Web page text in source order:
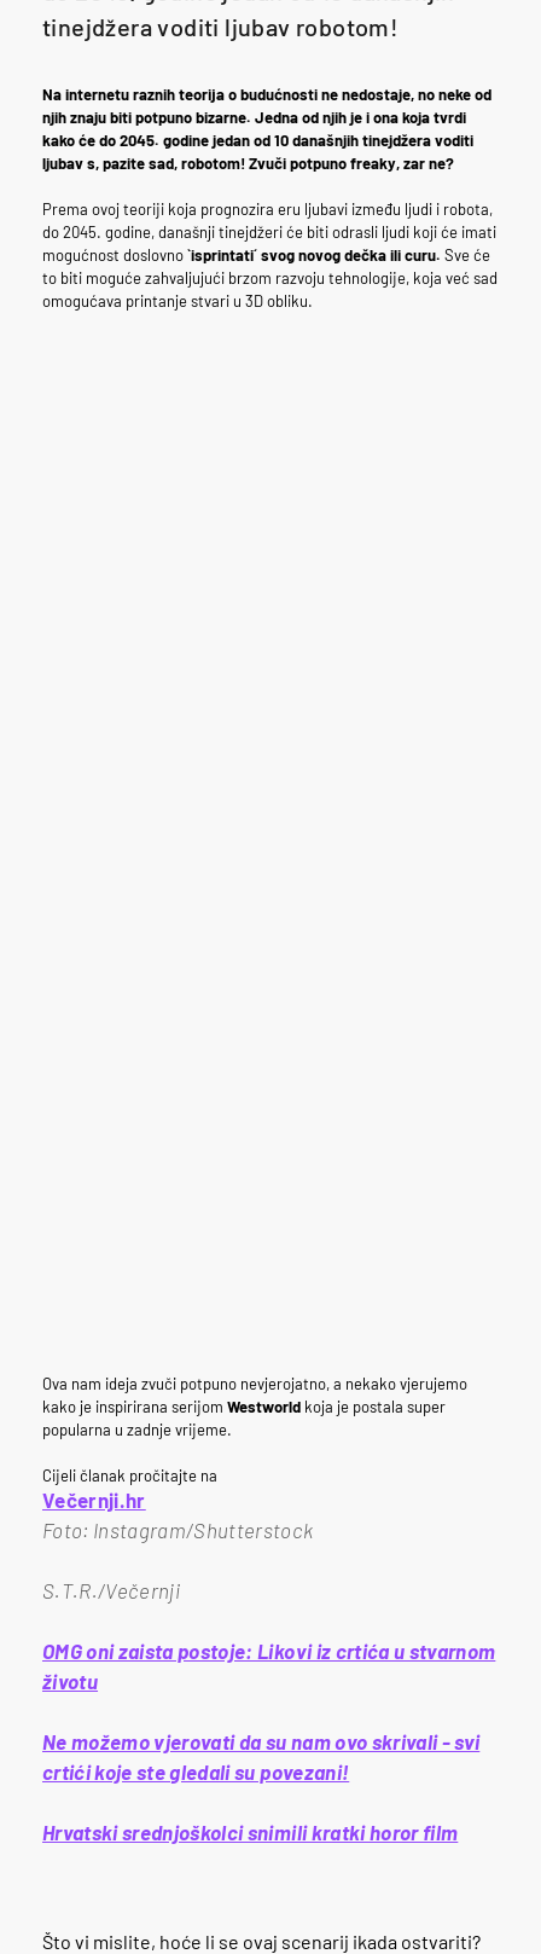
tinejdžera voditi ljubav robotom!
Na internetu raznih teorija o budućnosti ne nedostaje, no neke od
njih znaju biti potpuno bizarne. Jedna od njih je i ona koja tvrdi
kako će do 2045. godine jedan od 10 današnjih tinejdžera voditi
ljubav s, pazite sad, robotom! Zvuči potpuno freaky, zar ne?
Prema ovoj teoriji koja prognozira eru ljubavi između ljudi i robota,
do 2045. godine, današnji tinejdžeri će biti odrasli ljudi koji će imati
mogućnost doslovno`isprintati´ svog novog dečka ili curu. Sve će
to biti moguće zahvaljujući brzom razvoju tehnologije, koja već sad
omogućava printanje stvari u 3D obliku.
Ova nam ideja zvuči potpuno nevjerojatno, a nekako vjerujemo
kako je inspirirana serijom Westworld koja je postala super
popularna u zadnje vrijeme.
Cijeli članak pročitajte na
Večernji.hr
Foto: Instagram/Shutterstock
S.T.R./Večernji
OMG oni zaista postoje: Likovi iz crtića u stvarnom
životu
Ne možemo vjerovati da su nam ovo skrivali - svi
crtići koje ste gledali su povezani!
Hrvatski srednjoškolci snimili kratki horor film
Što vi mislite, hoće li se ovaj scenarij ikada ostvariti?